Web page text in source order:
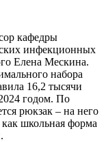
кафедры
инфекционных
Елена Мескина.
набора
16,2 тысячи
годом. По
рюкзак – на него
школьная форма